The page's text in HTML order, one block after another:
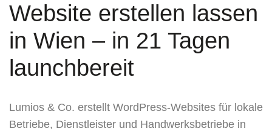
Website erstellen lassen
in Wien – in 21 Tagen
launchbereit
Lumios & Co. erstellt WordPress-Websites für lokale
Betriebe, Dienstleister und Handwerksbetriebe in